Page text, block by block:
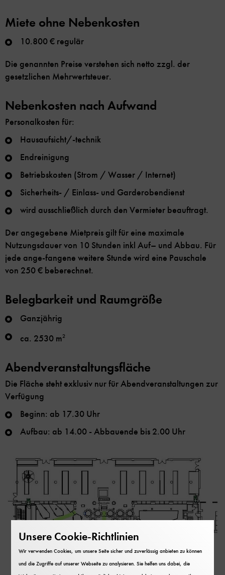
Miete ohne Nebenkosten
10.800 € regulär
Die genannten Preise verstehen sich netto zzgl. der
gesetzlichen Mehrwertsteuer.
Nebenkosten nach Aufwand
Personalkosten für:
Hausaufsicht/-technik
Endreinigung
Betriebskosten (Strom / Wasser / Internet)
Sicherheits- / Einlass- und Garderobendienst
wird ausschließlich durch den Vermieter beauftragt.
Der angegebene Mietpreis gilt für eine maximale
Nutzungsdauer von 10 Stunden inkl Auf– und Abbau. Für
jede ange-fangene weitere Stunde wird eine Pauschale
von 250 € beberechnet.
Belegbarkeit und Raumgröße
Ganzjährig
ca. 2530 m2
Abendveranstaltungsfläche
Die Fläche steht exklusiv nur für Abendveranstaltungen zur
Verfügung
Beginn: ab 17.30 Uhr
Aufbau: ab 14.00 - Abbauende bis 2.00 Uhr
Unsere Cookie-Richtlinien
Wir verwenden Cookies, um unsere Seite sicher und zuverlässig anbieten zu können
und die Zugriffe auf unserer Webseite zu analysieren. Sie helfen uns dabei, die